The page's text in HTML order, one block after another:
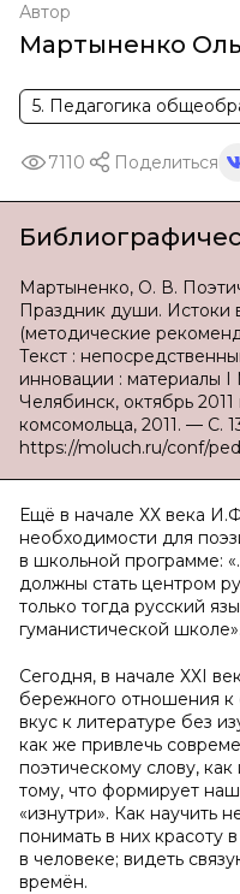
Автор
Мартыненко
5. Педагогика
7110 Поделиться
Мартыненко, О. В.
Праздник души. Истоки
(методические
Текст :
инновации : материалы
Челябинск, октябрь
комсомольца, 2011. — С.
https://moluch.ru/conf/
Ещё в начале ХХ века
необходимости для
в школьной программе:
должны стать центром
только тогда русский
гуманистической школе».
Сегодня, в начале ХХI
бережного отношения к
вкус к литературе без
как же привлечь
поэтическому слову,
тому, что формирует
«изнутри». Как научить
понимать в них красоту
в человеке; видеть
времён.